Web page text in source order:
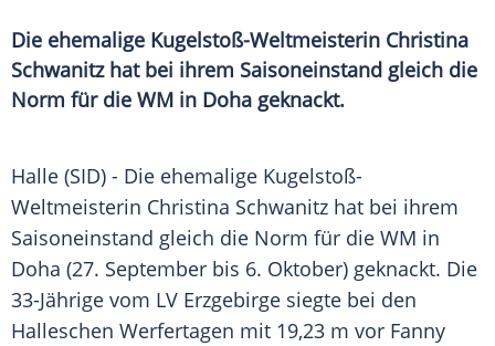
Die ehemalige Kugelstoß-Weltmeisterin Christina
Schwanitz hat bei ihrem Saisoneinstand gleich die
Norm für die WM in Doha geknackt.
Halle (SID) - Die ehemalige Kugelstoß-
Weltmeisterin Christina Schwanitz hat bei ihrem
Saisoneinstand gleich die Norm für die WM in
Doha (27. September bis 6. Oktober) geknackt. Die
33-Jährige vom LV Erzgebirge siegte bei den
Halleschen Werfertagen mit 19,23 m vor Fanny